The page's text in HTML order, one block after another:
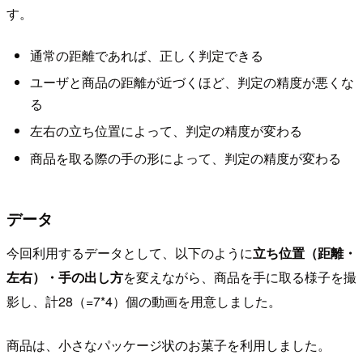
す。
通常の距離であれば、正しく判定できる
ユーザと商品の距離が近づくほど、判定の精度が悪くな
る
左右の立ち位置によって、判定の精度が変わる
商品を取る際の手の形によって、判定の精度が変わる
データ
今回利用するデータとして、以下のように立ち位置（距離・
左右）・手の出し方を変えながら、商品を手に取る様子を撮
影し、計28（=7*4）個の動画を用意しました。
商品は、小さなパッケージ状のお菓子を利用しました。